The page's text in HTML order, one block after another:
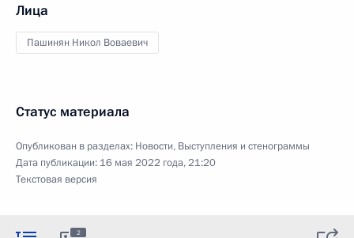
Лица
Пашинян Никол Воваевич
Статус материала
Опубликован в разделах: Новости, Выступления и стенограммы
Дата публикации: 16 мая 2022 года, 21:20
Текстовая версия
2